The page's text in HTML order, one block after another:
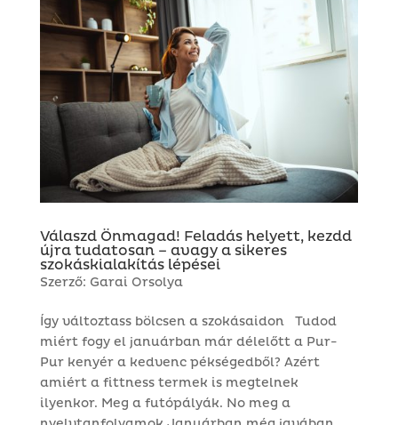
Válaszd Önmagad! Feladás helyett, kezdd
újra tudatosan – avagy a sikeres
szokáskialakítás lépései
Szerző: Garai Orsolya
Így változtass bölcsen a szokásaidon Tudod
miért fogy el januárban már délelőtt a Pur-
Pur kenyér a kedvenc pékségedből? Azért
amiért a fittness termek is megtelnek
ilyenkor. Meg a futópályák. No meg a